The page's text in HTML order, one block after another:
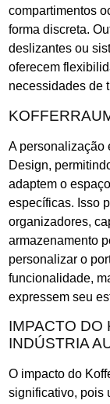
compartimentos
forma discreta.
deslizantes ou
oferecem
necessidades de
A personalização
Design,
adaptem o
específicas. Isso
organizadores,
armazenamento
personalizar o
funcionalidade,
expressem seu
IMPACTO DO
INDÚSTRIA
O impacto do
significativo, pois